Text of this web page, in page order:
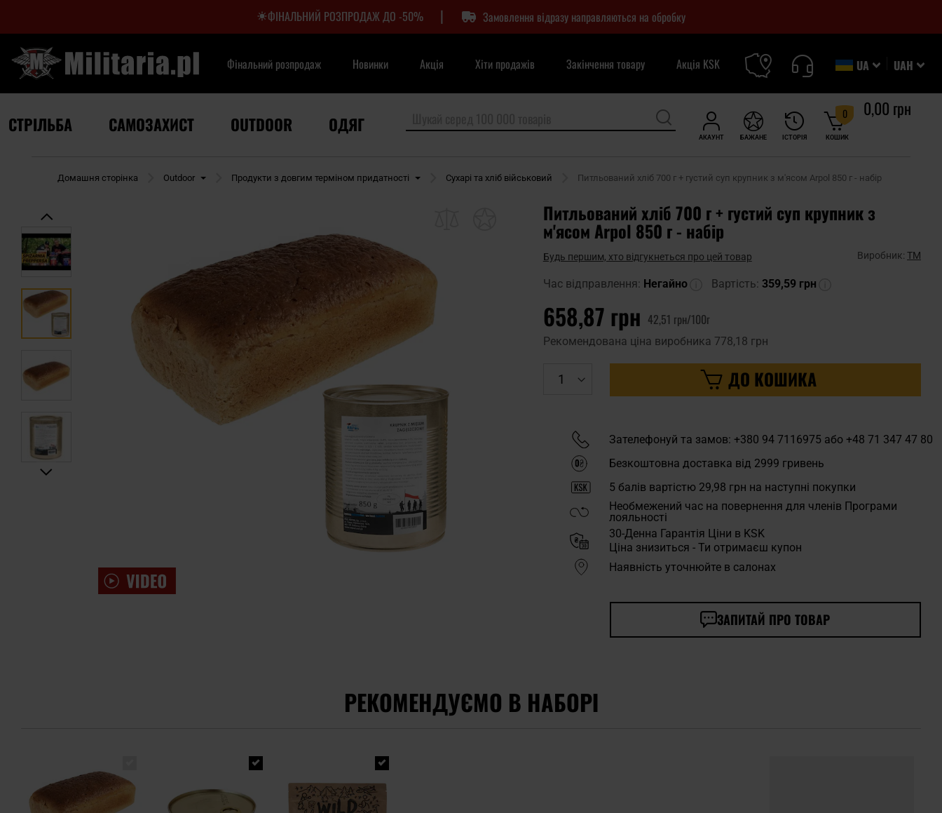
ФІНАЛЬНИЙ РОЗПРОДАЖ ДО -50% | Замовлення відразу направляються на обробку
UAH
UA
Фінальний розпродаж Новинки Акція Хіти продажів Закінчення товару Акція KSK
АКАУНТ ІСТОРІЯ
БАЖАНЕ КОШИК
0 0,00 грн
СТРІЛЬБА САМОЗАХИСТ OUTDOOR ОДЯГ
Домашня сторінка Outdoor Продукти з довгим терміном придатності Сухарі та хліб військовий Питльований хліб 700 г + густий суп крупник з м'ясом Arpol 850 г - набір
Питльований хліб 700 г + густий суп крупник з
м'ясом Arpol 850 г - набір
Будь першим, хто відгукнеться про цей товар Виробник: TM
Час відправлення: Негайно Вартість: 359,59 грн
658,87 грн 42,51 грн/100г
Рекомендована ціна виробника 778,18 грн
ДО КОШИКА
Зателефонуй та замов: +380 94 7116975 або +48 71 347 47 80
Безкоштовна доставка від 2999 гривень
5 балів вартістю 29,98 грн на наступні покупки
Необмежений час на повернення для членів Програми
лояльності
30-Денна Гарантія Ціни в KSK
Ціна знизиться - Ти отримаєш купон
Наявність уточнюйте в салонах
ЗАПИТАЙ ПРО ТОВАР
РЕКОМЕНДУЄМО В НАБОРІ